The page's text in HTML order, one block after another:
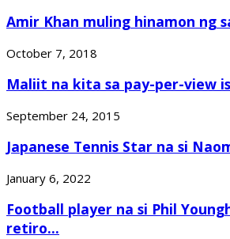
Amir Khan muling hinamon ng
October 7, 2018
Maliit na kita sa pay-per-view
September 24, 2015
Japanese Tennis Star na si
January 6, 2022
Football player na si Phil
retiro...